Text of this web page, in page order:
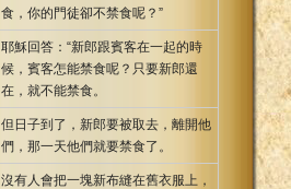
食，你的門徒卻不禁食呢？”
耶穌回答：“新郎跟賓客在一起的時
候，賓客怎能禁食呢？只要新郎還
在，就不能禁食。
但日子到了，新郎要被取去，離開他
們，那一天他們就要禁食了。
沒有人會把一塊新布縫在舊衣服上，